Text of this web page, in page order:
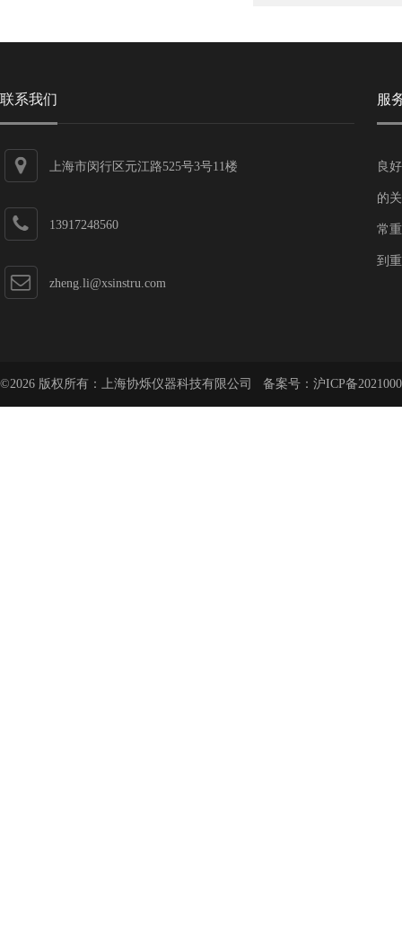
联系我们
上海市闵行区元江路525号3号11楼
13917248560
zheng.li@xsinstru.com
服
良
的
常
到
©2026 版权所有：上海协烁仪器科技有限公司 备案号： 沪ICP备